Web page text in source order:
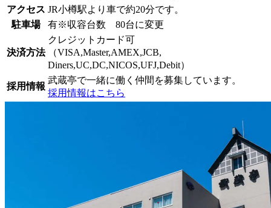
アクセス JR小樽駅より車で約20分です。
駐車場
有※収容台数 80台に変更
決済方法
クレジットカード可
（VISA,Master,AMEX,JCB,
Diners,UC,DC,NICOS,UFJ,Debit）
採用情報
武蔵亭で一緒に働く仲間を募集しています。
採用情報はこちら